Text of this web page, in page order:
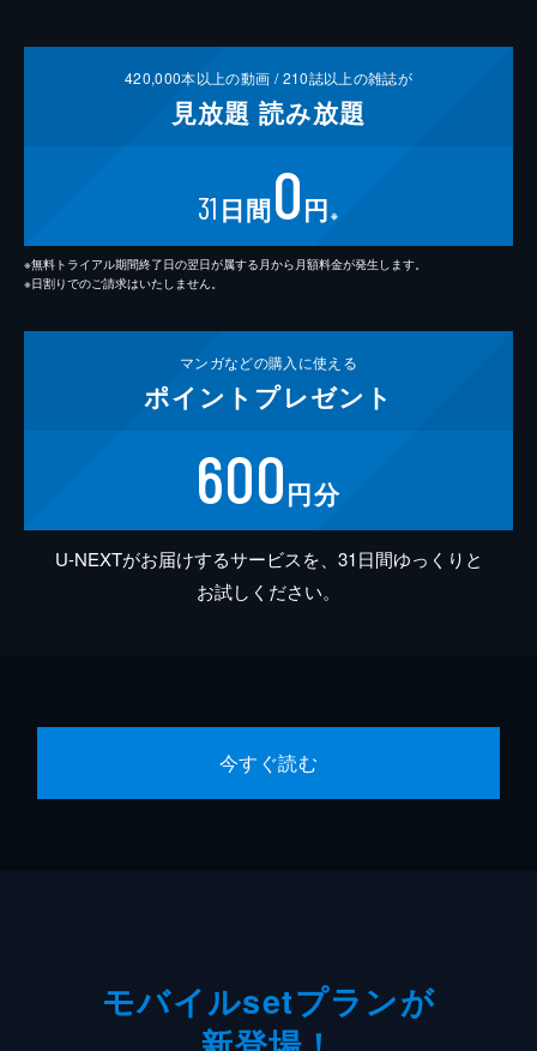
420,000本以上の動画 /210誌以上の雑誌が
見放題 読み放題
31 日間0円 ※
※無料トライアル期間終了日の翌日が属する月から月額料金が発生します。
※日割りでのご請求はいたしません。
マンガなどの購入に使える
ポイント プレゼント
600円分
U-NEXTがお届けするサービスを、31日間ゆっくりと
お試しください。
今すぐ読む
モバイルsetプランが